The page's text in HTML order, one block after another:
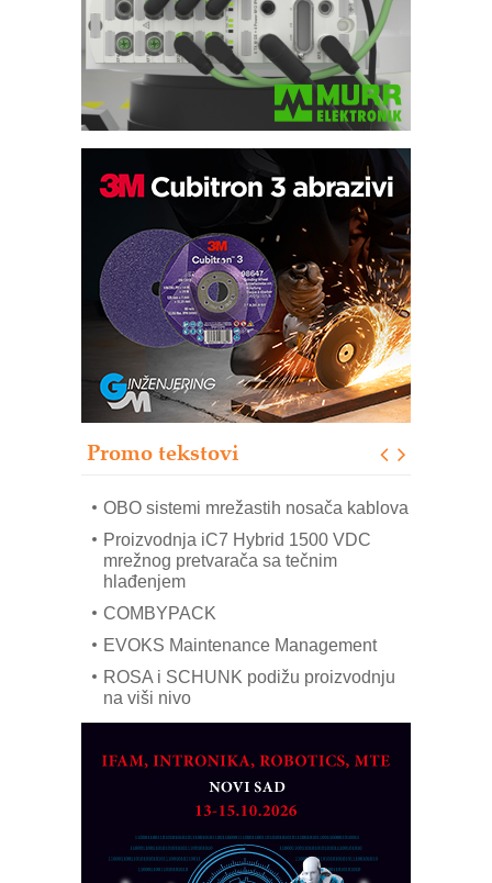
Promo tekstovi
Potpuna efikasnost bez složenih
sistema
Trajna oznaka kao dugoročna korist
Bezbednost na prvom mestu!
IB BLUMENAUER - više od 40 godina
poverenja u industriji
RMQ-TITAN ADVANCED INDICATOR
– Pametna signalizacija za efikasnije
upravljanje mašinama
Mitutoyo Crysta-Apex V PLUS: Nova
OBO sistemi mrežastih nosača kablova
Proizvodnja iC7 Hybrid 1500 VDC
mrežnog pretvarača sa tečnim
hlađenjem
COMBYPACK
EVOKS Maintenance Management
ROSA i SCHUNK podižu proizvodnju
na viši nivo
MAREX - Lim i mašine za savremena
Marcom-plast d.o.o.- vaš pouzdan
partner
CTO - Prilagodite svoju toplinsku